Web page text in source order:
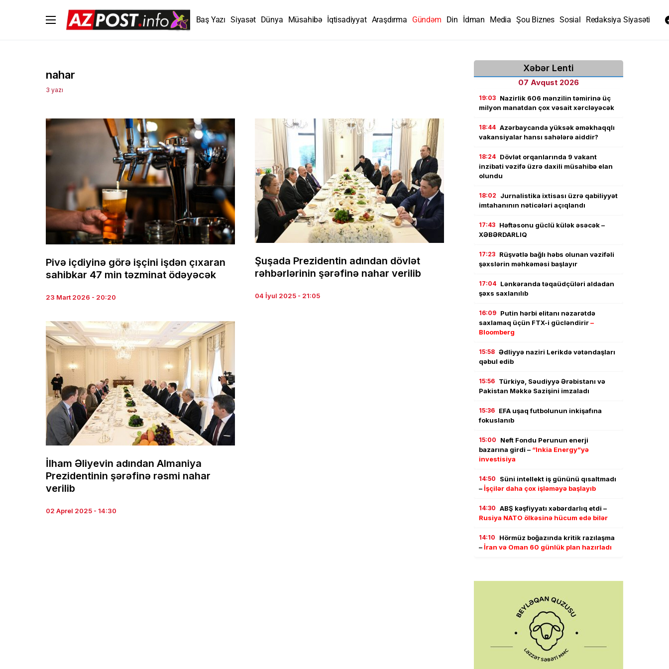
Baş Yazı Siyasət Dünya Müsahibə İqtisadiyyat Araşdırma Gündəm Din İdman Media Şou Biznes Sosial Redaksiya Siyasəti
nahar
3 yazı
Pivə içdiyinə görə işçini işdən çıxaran
sahibkar 47 min təzminat ödəyəcək
23 Mart 2026 - 20:20
Şuşada Prezidentin adından dövlət
rəhbərlərinin şərəfinə nahar verilib
04 İyul 2025 - 21:05
İlham Əliyevin adından Almaniya
Prezidentinin şərəfinə rəsmi nahar
verilib
02 Aprel 2025 - 14:30
Xəbər Lenti
07 Avqust 2026
19:03 Nazirlik 606 mənzilin təmirinə üç
milyon manatdan çox vəsait xərcləyəcək
18:44 Azərbaycanda yüksək əməkhaqqlı
vakansiyalar hansı sahələrə aiddir?
18:24 Dövlət orqanlarında 9 vakant
inzibati vəzifə üzrə daxili müsahibə elan
olundu
18:02
Jurnalistika ixtisası üzrə qabiliyyət
imtahanının nəticələri açıqlandı
17:43 Həftəsonu güclü külək əsəcək –
XƏBƏRDARLIQ
17:23 Rüşvətlə bağlı həbs olunan vəzifəli
şəxslərin məhkəməsi başlayır
17:04 Lənkəranda təqaüdçüləri aldadan
şəxs saxlanılıb
16:09 Putin hərbi elitanı nəzarətdə
saxlamaq üçün FTX-i gücləndirir–
Bloomberg
15:58 Ədliyyə naziri Lerikdə vətəndaşları
qəbul edib
15:56 Türkiyə, Səudiyyə Ərəbistanı və
Pakistan Məkkə Sazişini imzaladı
15:36 EFA uşaq futbolunun inkişafına
fokuslanıb
15:00
Neft Fondu Perunun enerji
bazarına girdi – “Inkia Energy”yə
investisiya
14:50
Süni intellekt iş gününü qısaltmadı
–İşçilər daha çox işləməyə başlayıb
14:30 ABŞ kəşfiyyatı xəbərdarlıq etdi –
Rusiya NATO ölkəsinə hücum edə bilər
14:10
Hörmüz boğazında kritik razılaşma
–İran və Oman 60 günlük plan hazırladı